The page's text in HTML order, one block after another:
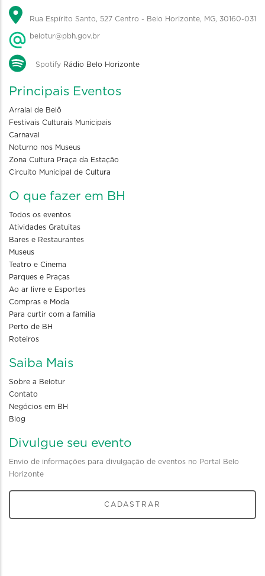
Rua Espírito Santo, 527 Centro - Belo Horizonte, MG, 30160-031
belotur@pbh.gov.br
Spotify Rádio Belo Horizonte
Principais Eventos
Arraial de Belô
Festivais Culturais Municipais
Carnaval
Noturno nos Museus
Zona Cultura Praça da Estação
Circuito Municipal de Cultura
O que fazer em BH
Todos os eventos
Atividades Gratuitas
Bares e Restaurantes
Museus
Teatro e Cinema
Parques e Praças
Ao ar livre e Esportes
Compras e Moda
Para curtir com a familia
Perto de BH
Roteiros
Saiba Mais
Sobre a Belotur
Contato
Negócios em BH
Blog
Divulgue seu evento
Envio de informações para divulgação de eventos no Portal Belo
Horizonte
CADASTRAR